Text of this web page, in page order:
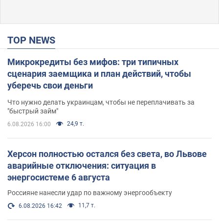
TOP NEWS
Микрокредиты без мифов: три типичных
сценария заемщика и план действий, чтобы
уберечь свои деньги
Что нужно делать украинцам, чтобы не переплачивать за
"быстрый займ"
6.08.2026 16:00 24,9 т.
Херсон полностью остался без света, во Львове
аварийные отключения: ситуация в
энергосистеме 6 августа
Россияне нанесли удар по важному энергообъекту
6.08.2026 16:42 11,7 т.